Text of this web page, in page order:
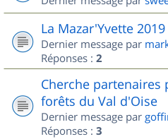
La Mazar'Yvette
Dernier message par
Réponses : 2
Cherche
forêts du Val d'Oise
Dernier message par
Réponses : 3